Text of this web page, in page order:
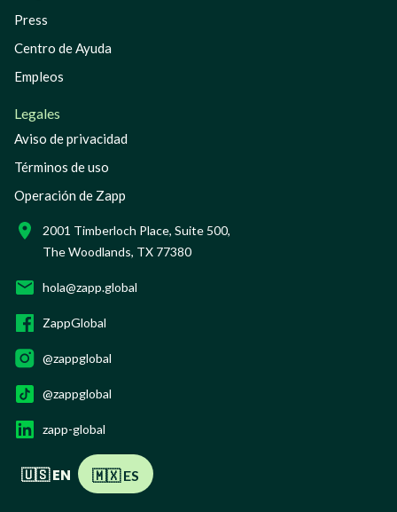
Press
Centro de Ayuda
Empleos
Legales
Aviso de privacidad
Términos de uso
Operación de Zapp
2001 Timberloch Place, Suite 500,
The Woodlands, TX 77380
hola@zapp.global
ZappGlobal
@zappglobal
@zappglobal
zapp-global
🇺🇸 EN 🇲🇽 ES